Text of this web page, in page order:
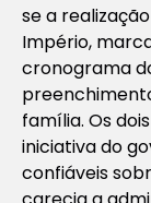
se a
Império,
cronograma
família. Os
iniciativa do
confiáveis